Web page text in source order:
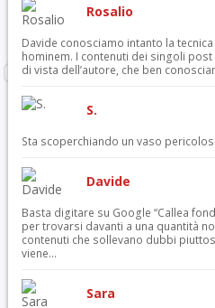
Rosalio
Davide conosciamo intanto la
hominem. I contenuti dei singoli
di vista dell’autore, che ben
S.
Sta scoperchiando un vaso
Davide
Basta digitare su Google “Callea
per trovarsi davanti a una quantità
contenuti che sollevano dubbi
viene...
Sara